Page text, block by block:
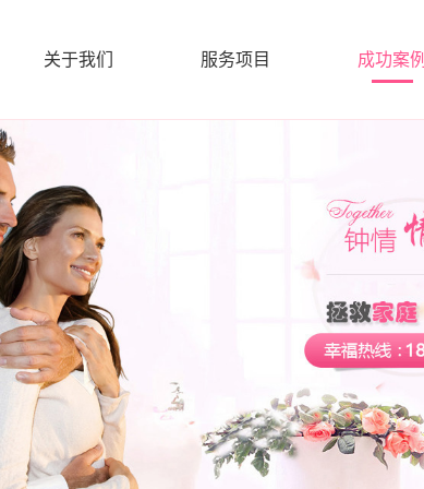
关于我们 服务项目 成功案例